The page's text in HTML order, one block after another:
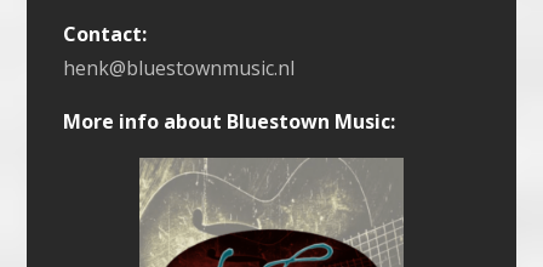
Contact:
henk@bluestownmusic.nl
More info about Bluestown Music: